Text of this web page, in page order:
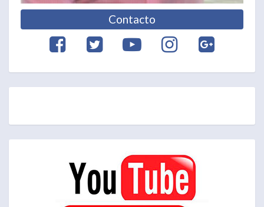
Contacto